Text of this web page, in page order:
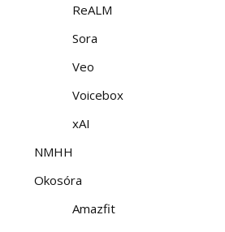
ReALM
Sora
Veo
Voicebox
xAI
NMHH
Okosóra
Amazfit